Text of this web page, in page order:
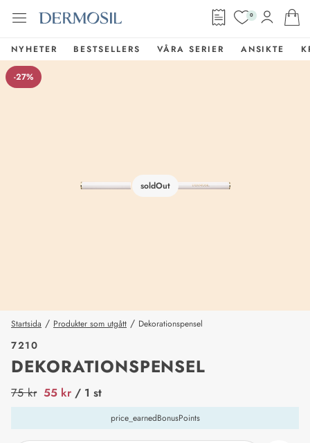
0
NYHETER BESTSELLERS VÅRA SERIER ANSIKTE
soldOut
-27%
Startsida / Produkter som utgått / Dekorationspensel
7210
DEKORATIONSPENSEL
price_label
75 kr 55 kr / 1 st
price_earnedBonusPoints